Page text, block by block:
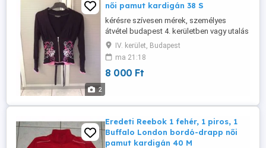
2
női pamut kardigán 38 S
kérésre szívesen mérek, személyes
átvétel budapest 4. kerületben vagy utalás
után postázom.
IV. kerület, Budapest
ma 21:18
8 000 Ft
Eredeti Reebok 1 fehér, 1 piros, 1
Buffalo London bordó-drapp női
pamut kardigán 40 M